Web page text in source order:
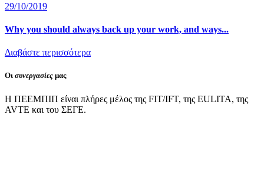
29/10/2019
Why you should always back up your work, and ways...
Διαβάστε περισσότερα
Οι συνεργασίες μας
Η ΠΕΕΜΠΙΠ είναι πλήρες μέλος της FIT/IFT, της EULITA, της
AVTE και του ΣΕΓΕ.